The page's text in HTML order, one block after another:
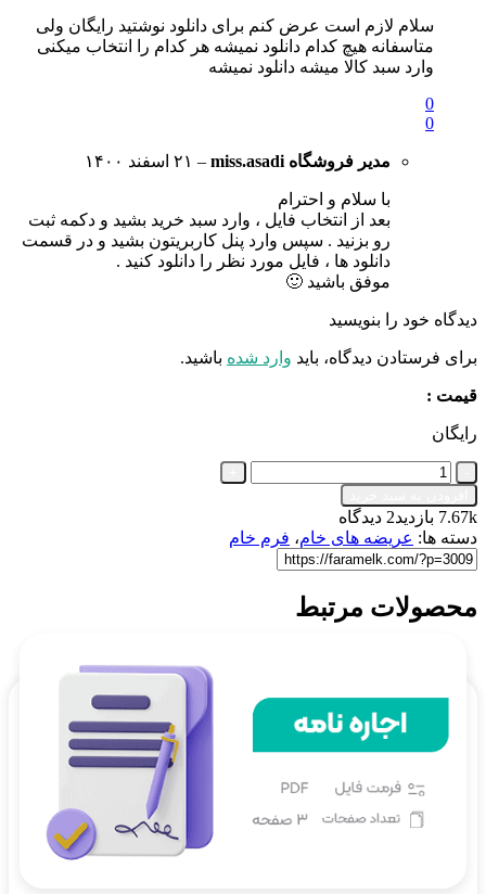
سلام لازم است عرض کنم برای دانلود نوشتید رایگان ولی
متاسفانه هیچ کدام دانلود نمیشه هر کدام را انتخاب میکنی
وارد سبد کالا میشه دانلود نمیشه
0
0
مدیر فروشگاه miss.asadi
– ۲۱ اسفند ۱۴۰۰
با سلام و احترام
بعد از انتخاب فایل ، وارد سبد خرید بشید و دکمه ثبت
رو بزنید . سپس وارد پنل کاربریتون بشید و در قسمت
دانلود ها ، فایل مورد نظر را دانلود کنید .
موفق باشید 🙂
دیدگاه خود را بنویسید
برای فرستادن دیدگاه، باید وارد شده باشید.
قیمت :
رایگان
شکواییه
خیانت
در
امانت
⚖️
دانلود
رایگان
عدد
7.67k بازدید
2 دیدگاه
دسته ها: عریضه های خام، فرم خام
محصولات مرتبط